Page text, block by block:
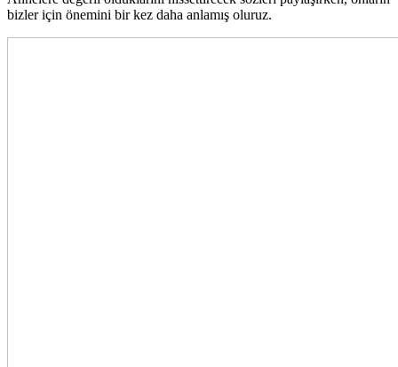
bizler için önemini bir kez daha anlamış oluruz.